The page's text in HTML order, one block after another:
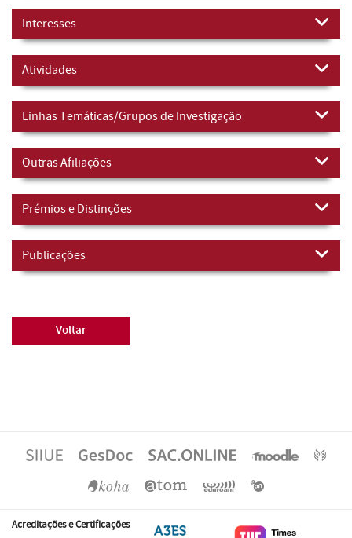
Interesses
Atividades
Linhas Temáticas/Grupos de Investigação
Outras Afiliações
Prémios e Distinções
Publicações
Voltar
Acreditações e Certificações